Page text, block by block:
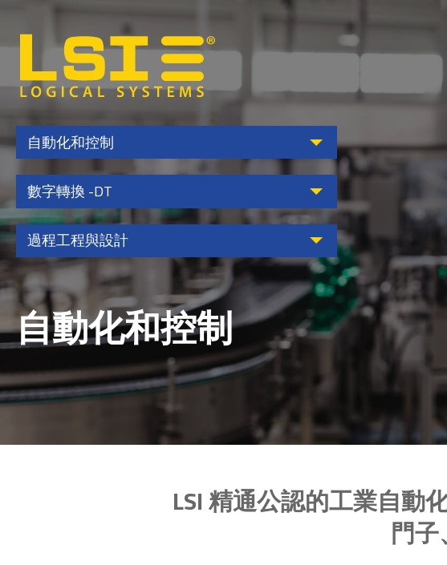
Logical
Systems,
Inc
自動化和控制
數字轉換 -DT
過程工程與設計
自動化和控制
LSI 精通公認的工業自動
門子